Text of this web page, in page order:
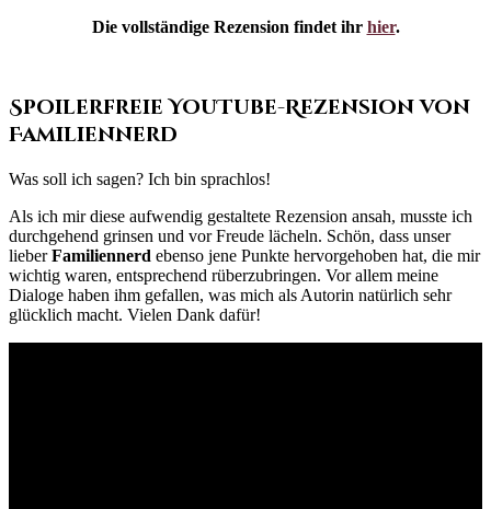
Die vollständige Rezension findet ihr hier.
Spoilerfreie YouTube-Rezension von
Familiennerd
Was soll ich sagen? Ich bin sprachlos!
Als ich mir diese aufwendig gestaltete Rezension ansah, musste ich
durchgehend grinsen und vor Freude lächeln. Schön, dass unser
lieberFamiliennerd ebenso jene Punkte hervorgehoben hat, die mir
wichtig waren, entsprechend rüberzubringen. Vor allem meine
Dialoge haben ihm gefallen, was mich als Autorin natürlich sehr
glücklich macht. Vielen Dank dafür!